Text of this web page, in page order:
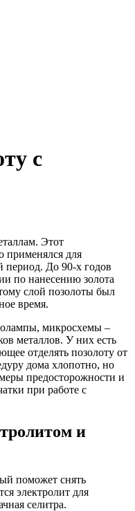
с
Этот
применялся для
период. До 90-х годов
по нанесению золота
слой позолоты был
время.
микросхемы –
металлов. У них есть
отделять позолоту от
дома хлопотно, но
предосторожности и
при работе с
и
поможет снять
электролит для
селитра.